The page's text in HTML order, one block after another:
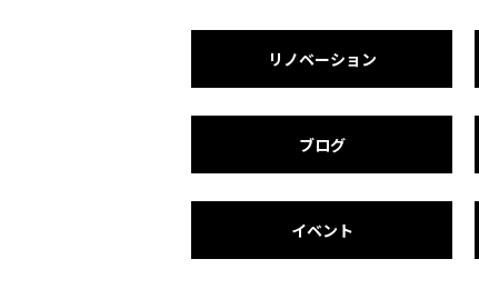
リノベーション
ブログ
イベント